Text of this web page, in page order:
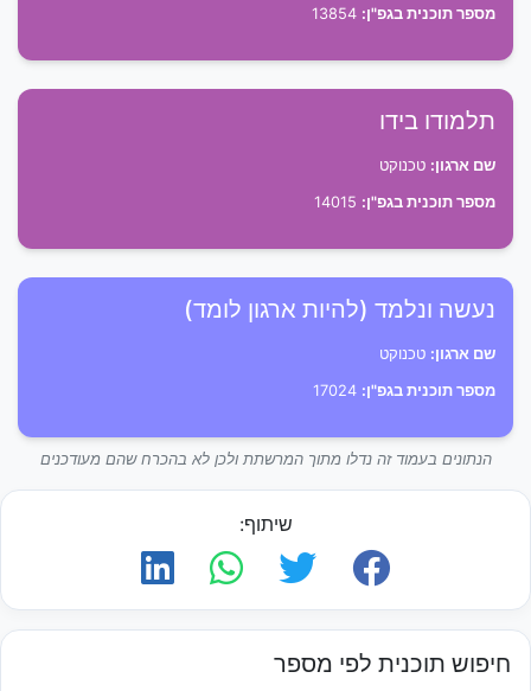
מספר תוכנית בגפ"ן:
תלמודו בידו
שם ארגון: טכנוקט
מספר תוכנית בגפ"ן:
נעשה ונלמד (להיות ארגון לומד)
שם ארגון: טכנוקט
מספר תוכנית בגפ"ן:
הנתונים בעמוד זה נדלו מתוך המרשתת ולכן לא בהכרח שהם מעודכנים
שיתוף:
חיפוש תוכנית לפי מספר